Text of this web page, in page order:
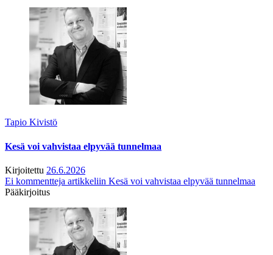
Tapio Kivistö
Kesä voi vahvistaa elpyvää tunnelmaa
Kirjoitettu 26.6.2026
Ei kommentteja artikkeliin Kesä voi vahvistaa elpyvää tunnelmaa
Pääkirjoitus